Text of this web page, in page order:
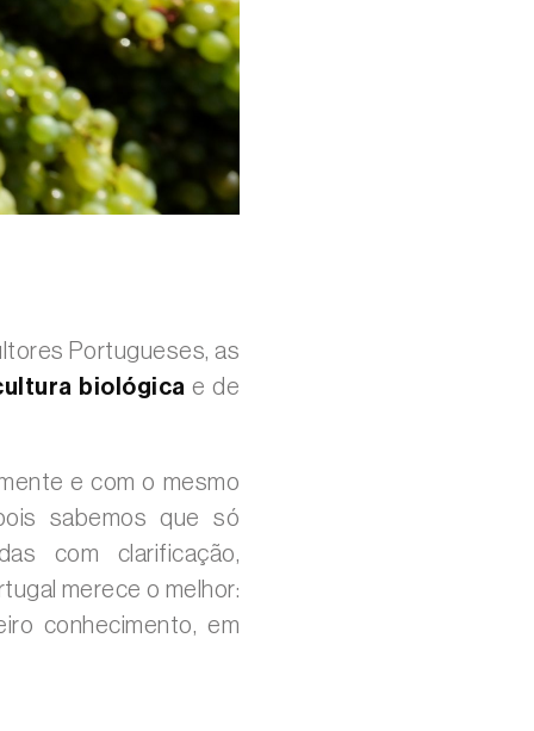
Portugueses, as
biológica e de
e com o mesmo
sabemos que só
com clarificação,
merece o melhor:
conhecimento, em